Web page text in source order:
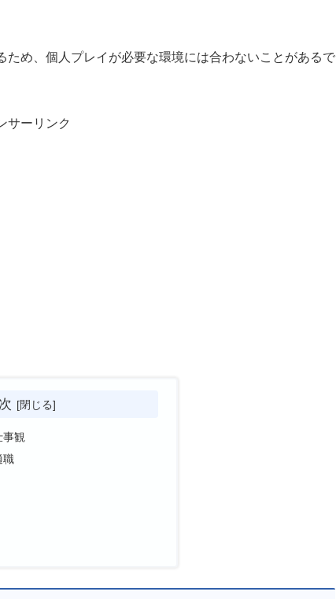
め、個人プレイが必要な環境には合わないことがあるで
サーリンク
観
職